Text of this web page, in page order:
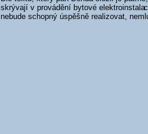
skrývají v provádění bytové elektroinstala
nebude schopný úspěšně realizovat,